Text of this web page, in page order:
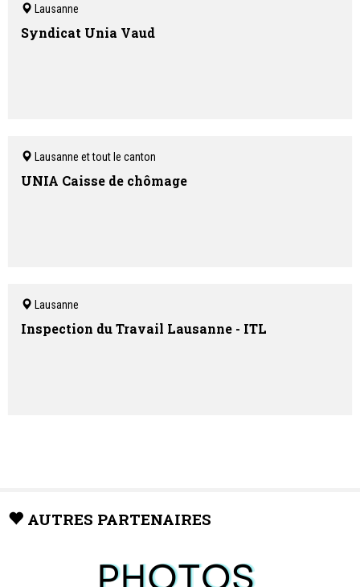
Lausanne
Syndicat Unia Vaud
Lausanne et tout le canton
UNIA Caisse de chômage
Lausanne
Inspection du Travail Lausanne - ITL
AUTRES PARTENAIRES